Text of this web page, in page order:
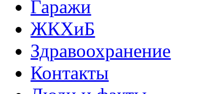
Гаражи
ЖКХиБ
Здравоохранение
Контакты